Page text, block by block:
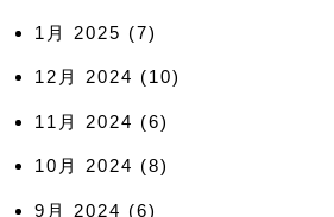
1月 2025 (7)
12月 2024 (10)
11月 2024 (6)
10月 2024 (8)
9月 2024 (6)